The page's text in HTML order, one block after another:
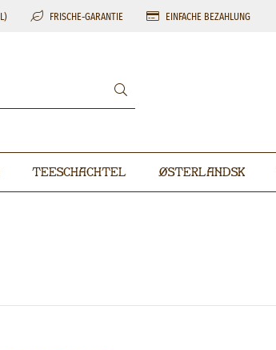
FRISCHE-GARANTIE EINFACHE BEZAHLUNG
Teeschachtel Østerlandsk